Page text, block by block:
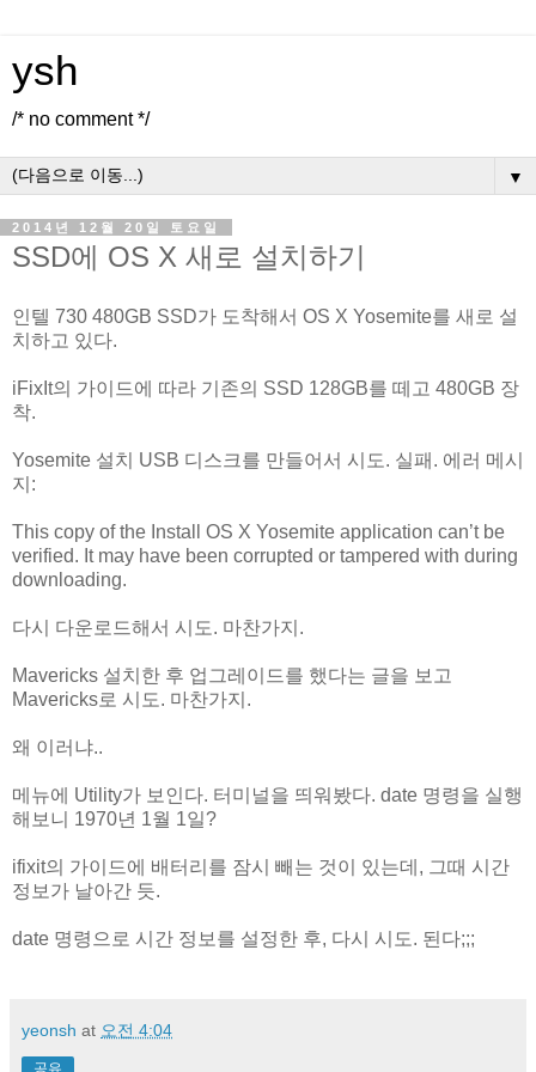
ysh
/* no comment */
▼
2014년 12월 20일 토요일
SSD에 OS X 새로 설치하기
인텔 730 480GB SSD가 도착해서 OS X Yosemite를 새로 설
치하고 있다.
iFixIt의 가이드에 따라 기존의 SSD 128GB를 떼고 480GB 장
착.
Yosemite 설치 USB 디스크를 만들어서 시도. 실패. 에러 메시
지:
This copy of the Install OS X Yosemite application can’t be
verified. It may have been corrupted or tampered with during
downloading.
다시 다운로드해서 시도. 마찬가지.
Mavericks 설치한 후 업그레이드를 했다는 글을 보고
Mavericks로 시도. 마찬가지.
왜 이러냐..
메뉴에 Utility가 보인다. 터미널을 띄워봤다. date 명령을 실행
해보니 1970년 1월 1일?
ifixit의 가이드에 배터리를 잠시 빼는 것이 있는데, 그때 시간
정보가 날아간 듯.
date 명령으로 시간 정보를 설정한 후, 다시 시도. 된다;;;
yeonsh at 오전 4:04
공유